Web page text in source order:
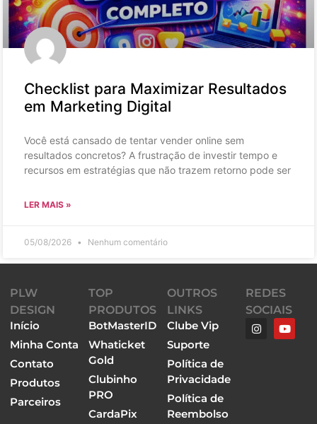
Checklist para Maximizar Resultados
em Marketing Digital
Você está cansado de tentar vender online sem
resultados concretos? A frustração de investir tempo e
recursos em estratégias que não trazem retorno pode ser
LER MAIS »
05/08/2026 Nenhum comentário
PLW
DESIGN
Início
Minha Conta
Contato
Produtos
Parceiros
TOP
PRODUTOS
BotMasterID
Whaticket
Gold
Clubinho
PRO
CardaPix
OUTROS
LINKS
Clube Vip
Suporte
Política de
Privacidade
Política de
Reembolso
REDES
SOCIAIS